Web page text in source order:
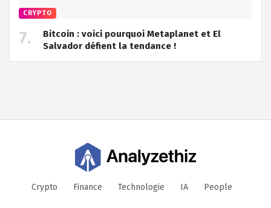
CRYPTO
Bitcoin : voici pourquoi Metaplanet et El
Salvador défient la tendance !
Crypto Finance Technologie IA People